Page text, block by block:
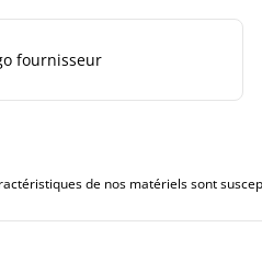
de nos matériels sont